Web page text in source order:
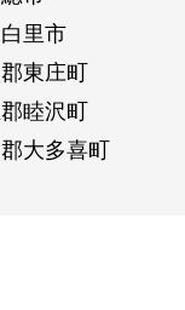
里市
東庄町
睦沢町
大多喜町